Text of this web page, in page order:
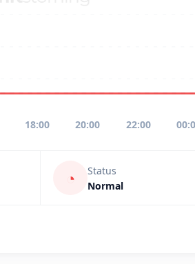
18:00 20:00 22:00
◔
Status
Normal